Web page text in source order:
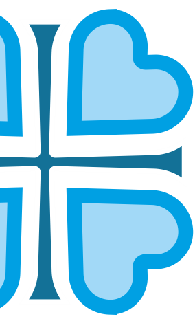
И ВЕТЛУЖСКАЯ
ГОРОДЕЦКАЯ И ВЕТЛУЖСКАЯ
епископ Городецкий и
епархии
Дионисий Верин